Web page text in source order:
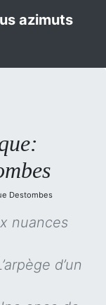
azimuts
Destombes
nuances
d’un